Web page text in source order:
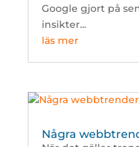
Google gjort på
insikter...
läs mer
Några